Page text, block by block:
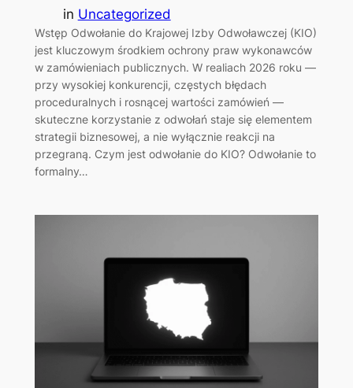
in Uncategorized
Wstęp Odwołanie do Krajowej Izby Odwoławczej (KIO)
jest kluczowym środkiem ochrony praw wykonawców
w zamówieniach publicznych. W realiach 2026 roku —
przy wysokiej konkurencji, częstych błędach
proceduralnych i rosnącej wartości zamówień —
skuteczne korzystanie z odwołań staje się elementem
strategii biznesowej, a nie wyłącznie reakcji na
przegraną. Czym jest odwołanie do KIO? Odwołanie to
formalny…